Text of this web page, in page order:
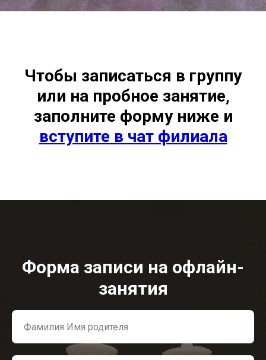
Чтобы записаться в группу
или на пробное занятие,
заполните форму ниже и
вступите в чат филиала
Форма записи на офлайн-
занятия